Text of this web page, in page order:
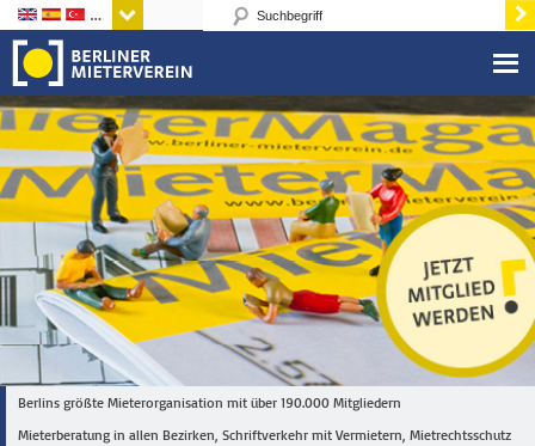
Sprachen
Berlins größte Mieterorganisation mit über 190.000 Mitgliedern
Mieterberatung in allen Bezirken, Schriftverkehr mit Vermietern, Mietrechtsschutz